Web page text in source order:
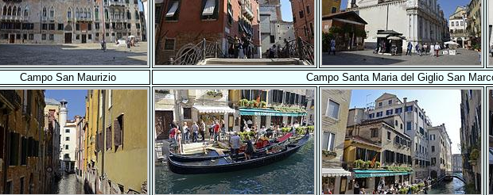
Campo San Maurizio Campo Santa Maria del Giglio San